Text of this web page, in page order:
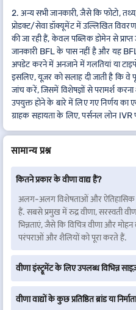
2. अन्य सभी जानकारी, जैसे कि फोटो,
प्रोडक्ट/सेवा डॉक्यूमेंट में उल्लिखित
की जा रही हैं, केवल पब्लिक डोमेन से
जानकारी BFL के पास नहीं है और यह
अपडेट करने में अनजाने में गलतियां या
इसलिए, यूज़र को सलाह दी जाती है कि वे
जांच करें, जिसमें विशेषज्ञों से परामर्श
उपयुक्त होने के बारे में लिए गए निर्णय का
ग्राहक सहायता के लिए, पर्सनल लोन
सामान्य प्रश्न
कितने प्रकार के वीणा वाद्य हैं?
अलग-अलग विशेषताओं और ऐतिहासिक
हैं. सबसे प्रमुख में रुद्र वीणा, सरस्वती
भिन्नताएं, जैसे कि विचित्र वीणा और मोहन
परंपराओं और शैलियों को पूरा करते हैं.
वीणा इंस्ट्रूमेंट के लिए उपलब्ध विभिन्न
वीणा वाद्यों के कुछ प्रतिष्ठित ब्रांड या